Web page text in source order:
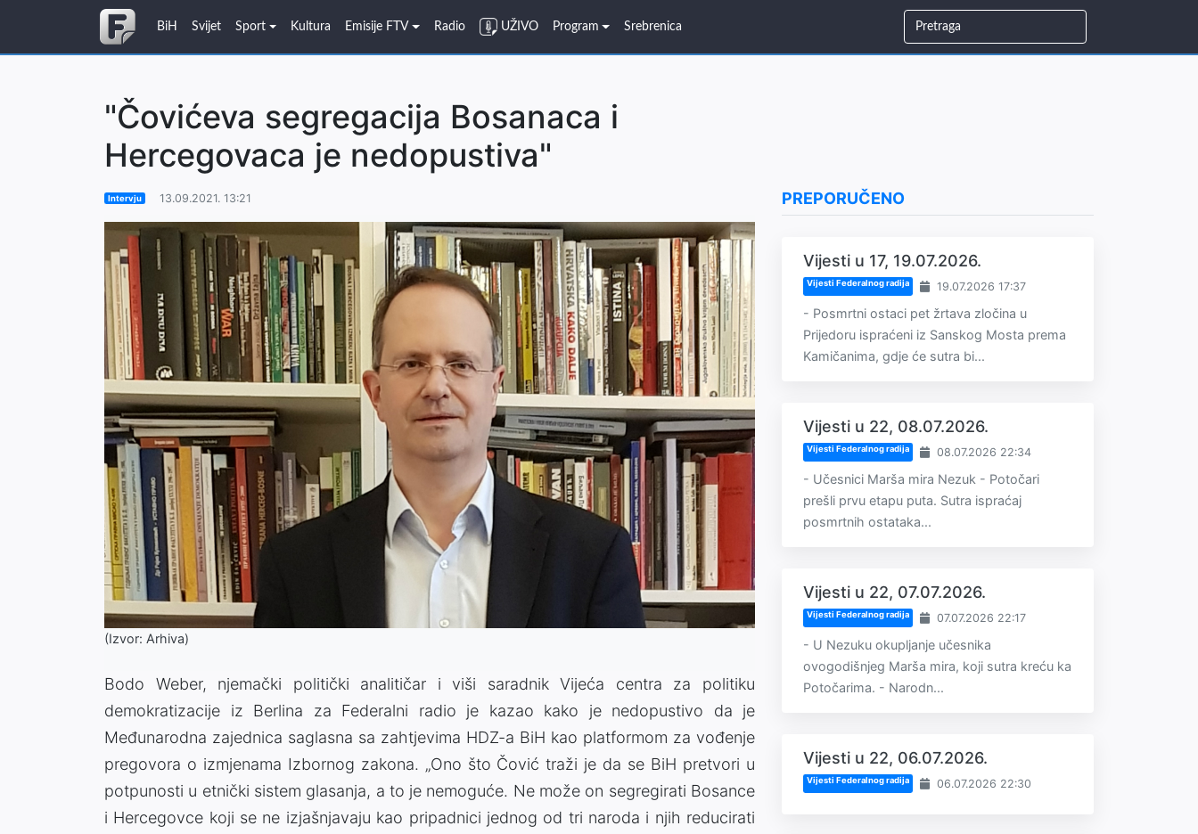
BiH Svijet Sport Kultura Emisije FTV Radio UŽIVO Program Srebrenica
"Čovićeva segregacija Bosanaca i
Hercegovaca je nedopustiva"
Intervju 13.09.2021. 13:21
(Izvor: Arhiva)
Bodo Weber, njemački politički analitičar i viši saradnik Vijeća centra za politiku
demokratizacije iz Berlina za Federalni radio je kazao kako je nedopustivo da je
Međunarodna zajednica saglasna sa zahtjevima HDZ-a BiH kao platformom za vođenje
pregovora o izmjenama Izbornog zakona. „Ono što Čović traži je da se BiH pretvori u
potpunosti u etnički sistem glasanja, a to je nemoguće. Ne može on segregirati Bosance
i Hercegovce koji se ne izjašnjavaju kao pripadnici jednog od tri naroda i njih reducirati
PREPORUČENO
Vijesti u 17, 19.07.2026.
Vijesti Federalnog radija 19.07.2026 17:37
- Posmrtni ostaci pet žrtava zločina u
Prijedoru ispraćeni iz Sanskog Mosta prema
Kamičanima, gdje će sutra bi...
Vijesti u 22, 08.07.2026.
Vijesti Federalnog radija 08.07.2026 22:34
- Učesnici Marša mira Nezuk - Potočari
prešli prvu etapu puta. Sutra ispraćaj
posmrtnih ostataka...
Vijesti u 22, 07.07.2026.
Vijesti Federalnog radija 07.07.2026 22:17
- U Nezuku okupljanje učesnika
ovogodišnjeg Marša mira, koji sutra kreću ka
Potočarima. - Narodn...
Vijesti u 22, 06.07.2026.
Vijesti Federalnog radija 06.07.2026 22:30